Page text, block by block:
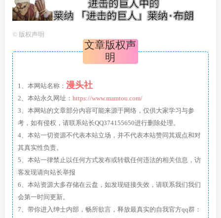
© 版权声明
文章版权声
明
1、本网站名称： 漫头社
2、本站永久网址： https://www.mamtou.com/
3、本网站的文章部分内容可能来源于网络，仅供大家学习与参
考，如有侵权，请联系站长QQ374155650进行删除处理。
4、本站一切资源不代表本站立场，并不代表本站赞同其观点和对
其真实性负责。
5、本站一律禁止以任何方式发布或转载任何违法的相关信息，访
客发现请向站长举报
6、本站资源大多存储在云盘，如发现链接失效，请联系我们我们
会第一时间更新。
7、带你进入绅士内部，畅所欲言，释放最真实的自我官方qq群：